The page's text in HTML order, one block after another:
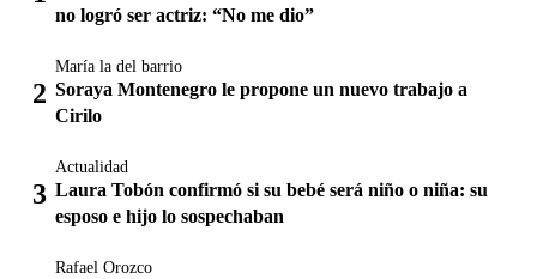
no logró ser actriz: “No me dio”
María la del barrio
Soraya Montenegro le propone un nuevo trabajo a
Cirilo
Actualidad
Laura Tobón confirmó si su bebé será niño o niña: su
esposo e hijo lo sospechaban
Rafael Orozco